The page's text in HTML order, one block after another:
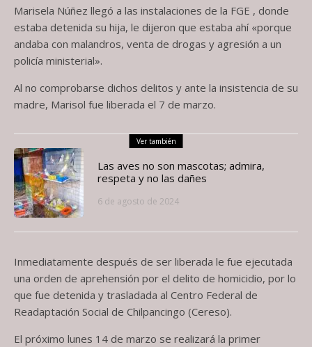
Marisela Núñez llegó a las instalaciones de la FGE , donde
estaba detenida su hija, le dijeron que estaba ahí «porque
andaba con malandros, venta de drogas y agresión a un
policía ministerial».
Al no comprobarse dichos delitos y ante la insistencia de su
madre, Marisol fue liberada el 7 de marzo.
Ver también
Las aves no son mascotas; admira,
respeta y no las dañes
6 de agosto de 2024
Inmediatamente después de ser liberada le fue ejecutada
una orden de aprehensión por el delito de homicidio, por lo
que fue detenida y trasladada al Centro Federal de
Readaptación Social de Chilpancingo (Cereso).
El próximo lunes 14 de marzo se realizará la primer